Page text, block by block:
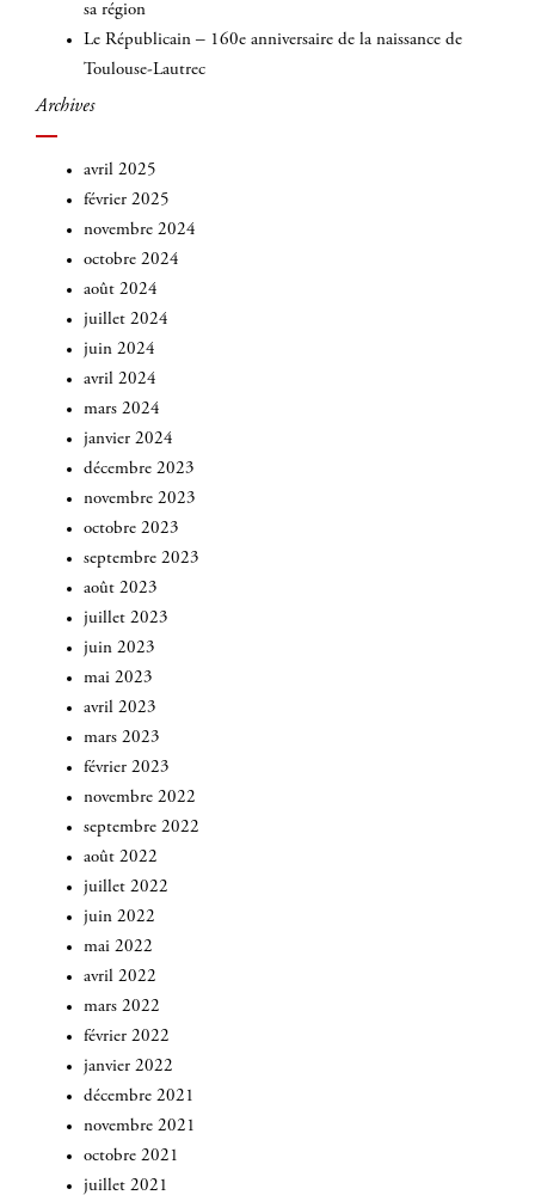
sa région
Le Républicain – 160e anniversaire de la naissance de
Toulouse-Lautrec
Archives
avril 2025
février 2025
novembre 2024
octobre 2024
août 2024
juillet 2024
juin 2024
avril 2024
mars 2024
janvier 2024
décembre 2023
novembre 2023
octobre 2023
septembre 2023
août 2023
juillet 2023
juin 2023
mai 2023
avril 2023
mars 2023
février 2023
novembre 2022
septembre 2022
août 2022
juillet 2022
juin 2022
mai 2022
avril 2022
mars 2022
février 2022
janvier 2022
décembre 2021
novembre 2021
octobre 2021
juillet 2021
INSCRIVEZ-VOUS